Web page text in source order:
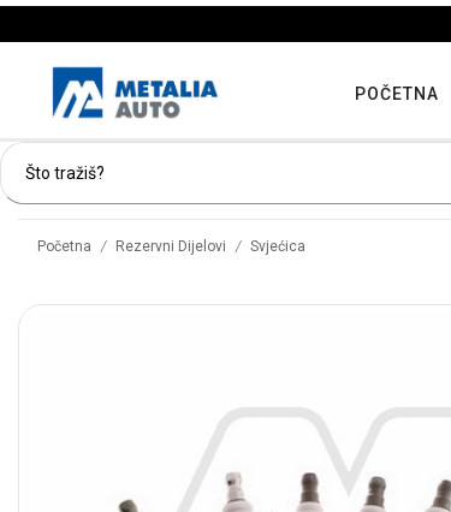
POČETNA
Početna / Rezervni Dijelovi / Svjećica